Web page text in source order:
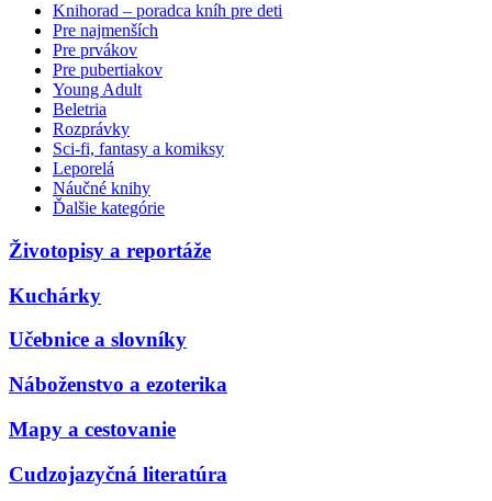
Knihorad – poradca kníh pre deti
Pre najmenších
Pre prvákov
Pre pubertiakov
Young Adult
Beletria
Rozprávky
Sci-fi, fantasy a komiksy
Leporelá
Náučné knihy
Ďalšie kategórie
Životopisy a reportáže
Kuchárky
Učebnice a slovníky
Náboženstvo a ezoterika
Mapy a cestovanie
Cudzojazyčná literatúra